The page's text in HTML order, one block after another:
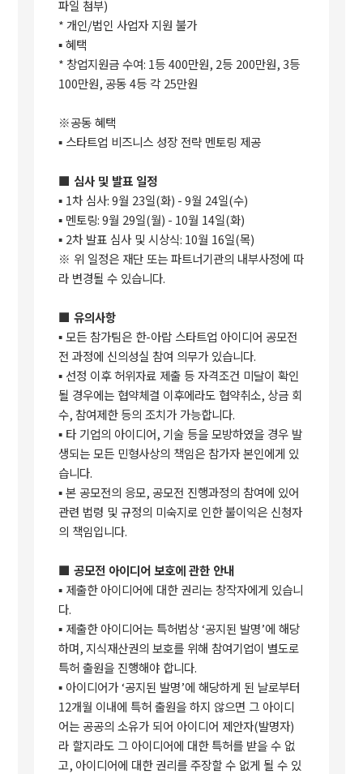
파일 첨부)
*개인/법인 사업자 지원 불가
▪혜택
* 창업지원금 수여: 1등400만원, 2등 200만원, 3등
100만원, 공동4등 각 25만원
※공동 혜택
▪ 스타트업 비즈니스 성장 전략 멘토링 제공
■ 심사 및 발표 일정
▪ 1차 심사: 9월 23일(화) - 9월 24일(수)
▪ 멘토링: 9월 29일(월) - 10월 14일(화)
▪ 2차 발표 심사 및 시상식: 10월 16일(목)
※ 위 일정은 재단 또는 파트너기관의 내부사정에 따
라 변경될 수 있습니다.
■유의사항
▪모든 참가팀은 한-아랍 스타트업 아이디어 공모전
전 과정에 신의성실 참여 의무가 있습니다.
▪선정 이후 허위자료 제출 등 자격조건 미달이 확인
될 경우에는 협약체결 이후에라도 협약취소, 상금 회
수, 참여제한 등의 조치가 가능합니다.
▪ 타 기업의 아이디어, 기술 등을 모방하였을 경우 발
생되는 모든 민형사상의 책임은 참가자 본인에게 있
습니다.
▪본 공모전의 응모, 공모전 진행과정의 참여에 있어
관련 법령 및 규정의 미숙지로 인한 불이익은 신청자
의 책임입니다.
■공모전 아이디어 보호에 관한 안내
▪ 제출한 아이디어에 대한 권리는 창작자에게 있습니
다.
▪ 제출한 아이디어는 특허법상‘공지된 발명’에 해당
하며,지식재산권의 보호를 위해 참여기업이 별도로
특허 출원을 진행해야 합니다.
▪ 아이디어가‘공지된 발명’에 해당하게 된 날로부터
12개월 이내에 특허 출원을 하지 않으면 그 아이디
어는 공공의 소유가 되어 아이디어 제안자(발명자)
라 할지라도 그 아이디어에 대한 특허를 받을 수 없
고, 아이디어에 대한 권리를 주장할 수 없게 될 수 있